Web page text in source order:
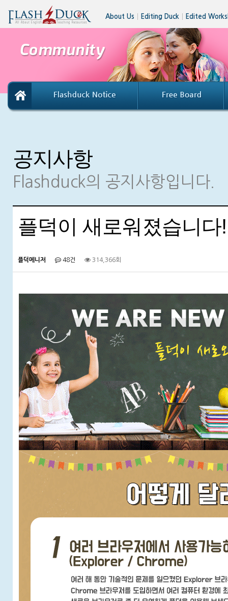
About Us Editing Duck Edited
공지사항
Flashduck의 공지사항입니다.
플덕이 새로워졌습니다!
플덕메니저 48건 314,366회